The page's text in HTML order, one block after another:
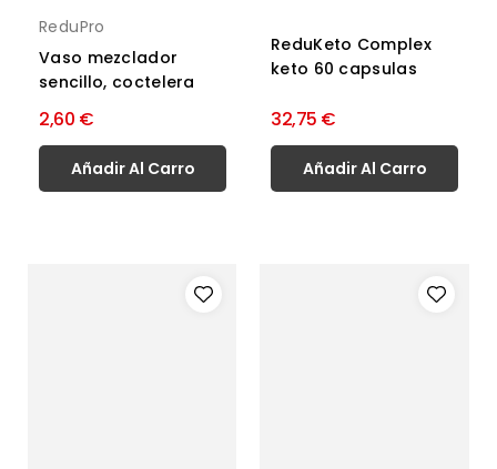
ReduPro
Vaso mezclador
sencillo, coctelera
2,60 €
Añadir Al Carro
ReduKeto Complex
keto 60 capsulas
32,75 €
Añadir Al Carro